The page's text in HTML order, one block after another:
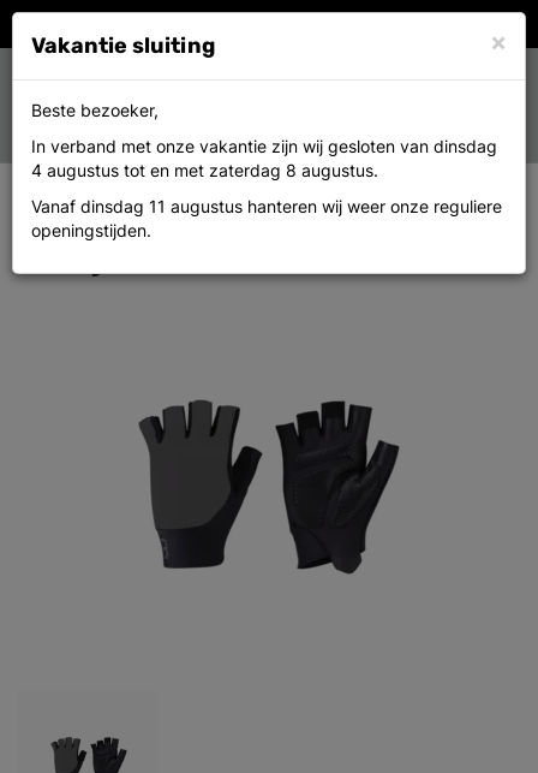
Toggle
navigation
MENU
Bbb Bbw-61 Handschoenen Pave
×
Vakantie sluiting
Beste bezoeker,
In verband met onze vakantie zijn wij gesloten van dinsdag
4 augustus tot en met zaterdag 8 augustus.
Vanaf dinsdag 11 augustus hanteren wij weer onze reguliere
openingstijden.